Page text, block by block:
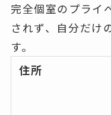
完全個室のプライ
されず、自分だけ
す。
住所